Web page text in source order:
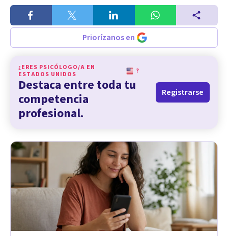
Priorízanos en
¿ERES PSICÓLOGO/A EN
ESTADOS UNIDOS
?
Destaca entre toda tu
competencia
profesional.
Registrarse